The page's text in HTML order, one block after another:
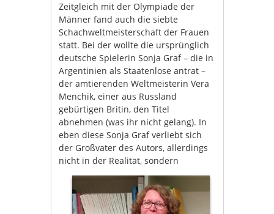
Zeitgleich mit der Olympiade der
Männer fand auch die siebte
Schachweltmeisterschaft der Frauen
statt. Bei der wollte die ursprünglich
deutsche Spielerin Sonja Graf – die in
Argentinien als Staatenlose antrat –
der amtierenden Weltmeisterin Vera
Menchik, einer aus Russland
gebürtigen Britin, den Titel
abnehmen (was ihr nicht gelang). In
eben diese Sonja Graf verliebt sich
der Großvater des Autors, allerdings
nicht in der Realität, sondern